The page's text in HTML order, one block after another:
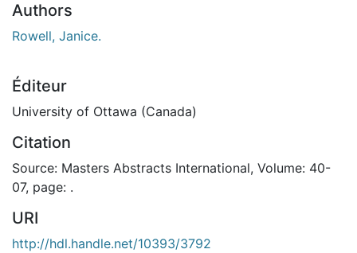
Authors
Rowell, Janice.
Éditeur
University of Ottawa (Canada)
Citation
Source: Masters Abstracts International, Volume: 40-
07, page: .
URI
http://hdl.handle.net/10393/3792